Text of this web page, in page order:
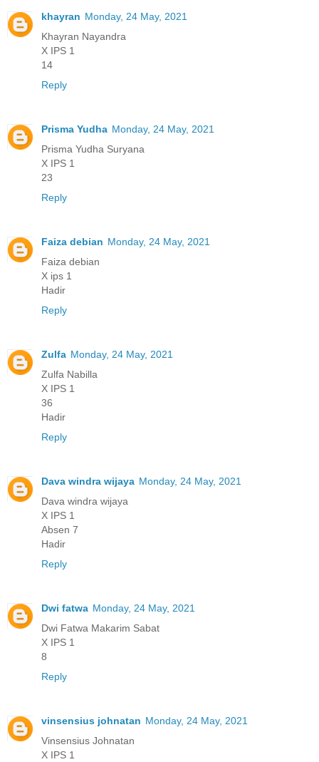
khayran Monday, 24 May, 2021
Khayran Nayandra
X IPS 1
14
Reply
Prisma Yudha Monday, 24 May, 2021
Prisma Yudha Suryana
X IPS 1
23
Reply
Faiza debian Monday, 24 May, 2021
Faiza debian
X ips 1
Hadir
Reply
Zulfa Monday, 24 May, 2021
Zulfa Nabilla
X IPS 1
36
Hadir
Reply
Dava windra wijaya Monday, 24 May, 2021
Dava windra wijaya
X IPS 1
Absen 7
Hadir
Reply
Dwi fatwa Monday, 24 May, 2021
Dwi Fatwa Makarim Sabat
X IPS 1
8
Reply
vinsensius johnatan Monday, 24 May, 2021
Vinsensius Johnatan
X IPS 1